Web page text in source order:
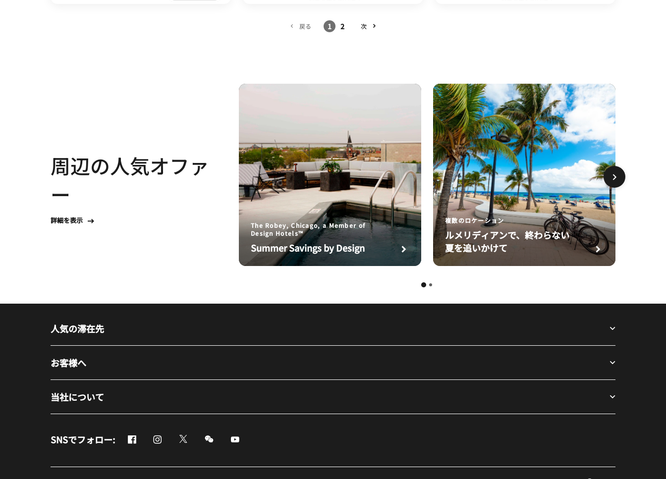
戻る 1 2 次
周辺の人気オファ
ー
詳細を表示
The Robey, Chicago, a Member of
Design Hotels™
Summer Savings by Design
複数のロケーション
ルメリディアンで、終わらない
夏を追いかけて
人気の滞在先
お客様へ
当社について
SNSでフォロー: Facebook
新しいウィンドウで開く
Instagram
新しいウィンドウで開く
Twitter
新しいウィンドウで開く
Messenger
新しいウィンドウで開く
新しいウィンドウで開く